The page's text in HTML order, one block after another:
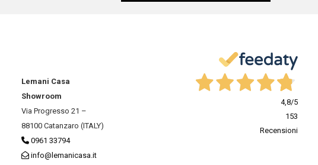
Lemani Casa
Showroom
Via Progresso 21 –
88100 Catanzaro (ITALY)
0961 33794
info@lemanicasa.it
4,8/5
153
Recensioni